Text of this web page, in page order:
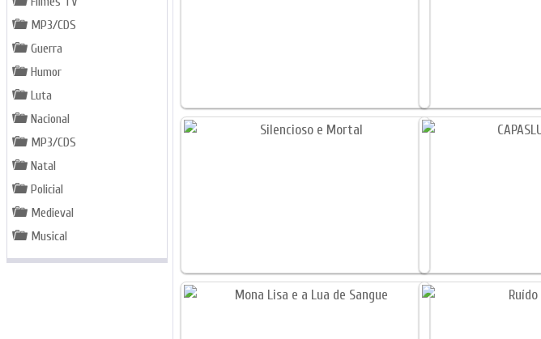
MP3/CDS
Guerra
Humor
Luta
Nacional
MP3/CDS
Natal
Policial
Medieval
Musical